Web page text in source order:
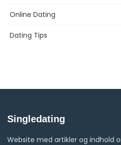
Online Dating
Dating Tips
Singledating
Website med artikler og indhold